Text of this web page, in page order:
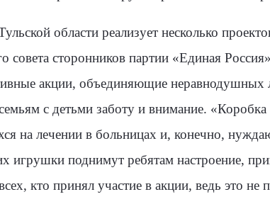
области реализует несколько
совета сторонников партии «Единая
акции, объединяющие неравнодушных
с детьми заботу и внимание. «Коробка
на лечении в больницах и, конечно,
игрушки поднимут ребятам настроение,
кто принял участие в акции, ведь это не